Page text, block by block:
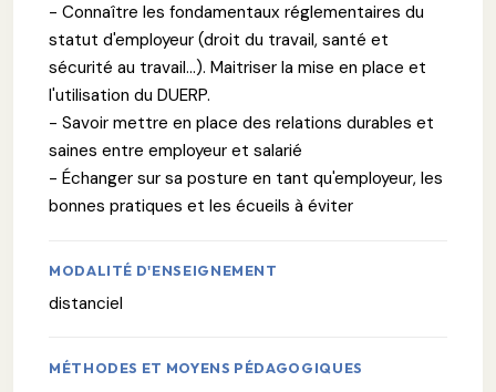
- Connaître les fondamentaux réglementaires du
statut d'employeur (droit du travail, santé et
sécurité au travail...). Maitriser la mise en place et
l'utilisation du DUERP.
- Savoir mettre en place des relations durables et
saines entre employeur et salarié
- Échanger sur sa posture en tant qu'employeur, les
bonnes pratiques et les écueils à éviter
MODALITÉ D'ENSEIGNEMENT
distanciel
MÉTHODES ET MOYENS PÉDAGOGIQUES